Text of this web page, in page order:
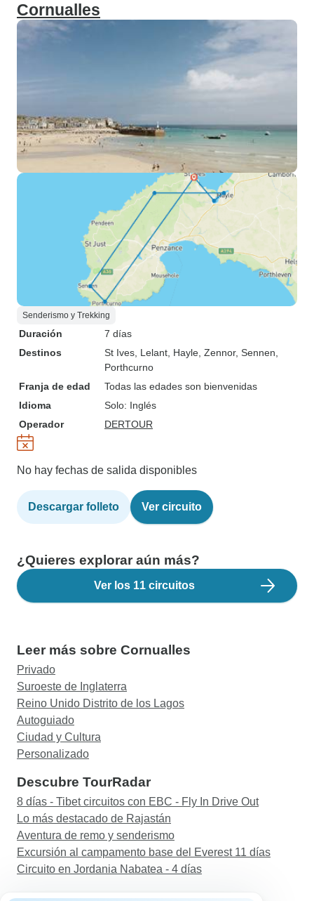
Cornualles
Senderismo y Trekking
Duración
7 días
Destinos
St Ives , Lelant , Hayle , Zennor, Sennen
Porthcurno
Franja de edad
Todas las edades son bienvenidas
Idioma
Solo: Inglés
Operador
DERTOUR
No hay fechas de salida disponibles
Descargar folleto Ver circuito
¿Quieres explorar aún más?
Ver los 11 circuitos
Leer más sobre Cornualles
Privado
Suroeste de Inglaterra
Reino Unido Distrito de los Lagos
Autoguiado
Ciudad y Cultura
Personalizado
Descubre TourRadar
8 días - Tibet circuitos con EBC - Fly In Drive Out
Lo más destacado de Rajastán
Aventura de remo y senderismo
Excursión al campamento base del Everest 11 días
Circuito en Jordania Nabatea - 4 días